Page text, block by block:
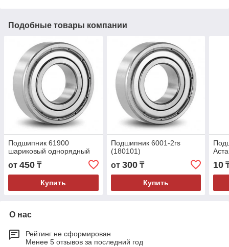
Подобные товары компании
Подшипник 61900
шариковый однорядный
от 450 ₸
Купить
Подшипник 6001-2rs
(180101)
от 300₸
Купить
10
О нас
Рейтинг не сформирован
Менее 5 отзывов за последний год